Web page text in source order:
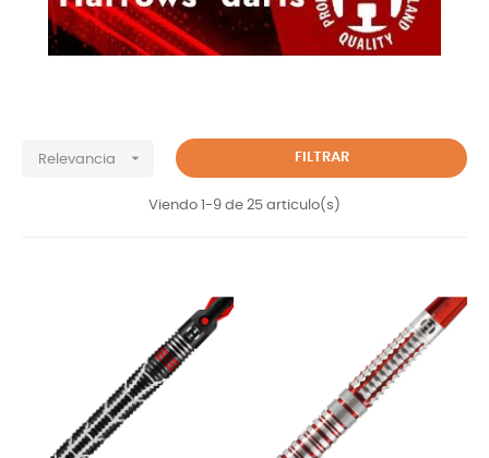
Relevancia  FILTRAR
Viendo 1-9 de 25 articulo(s)